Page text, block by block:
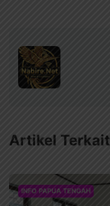
Artikel Terkait
INFO PAPUA TENGAH